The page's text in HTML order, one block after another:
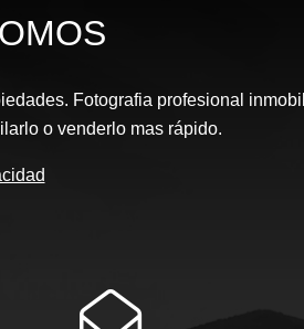
Fotografia profesional
o venderlo mas rápido.